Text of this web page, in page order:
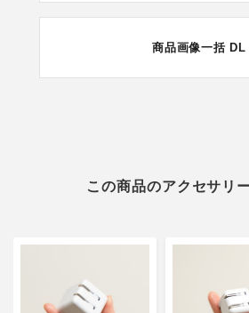
商品画像一括 DL
この商品のアクセサリ